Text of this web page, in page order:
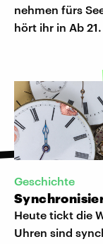
nehmen fürs
hört ihr in Ab 21.
Geschichte
Heute tickt die
Uhren sind